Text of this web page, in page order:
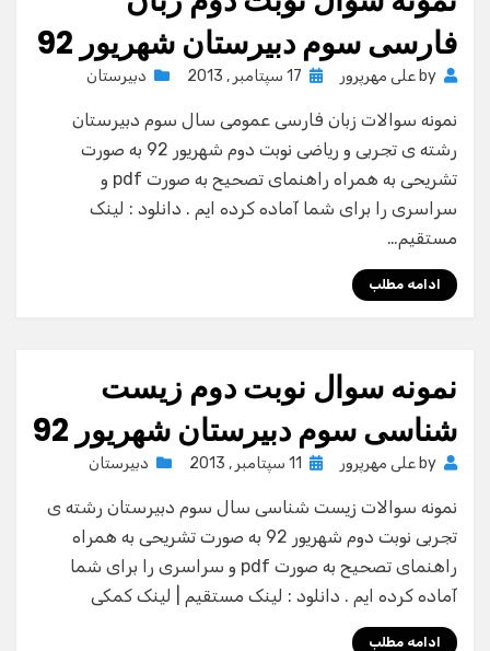
فارسی سوم دبیرستان شهریور 92
by علی مهرپرور
Posted
17 سپتامبر , 2013 دبیرستان
نمونه سوالات زبان فارسی عمومی سال سوم دبیرستان
رشته ی تجربی و ریاضی نوبت دوم شهریور 92 به صورت
تشریحی به همراه راهنمای تصحیح به صورت pdf و
سراسری را برای شما آماده کرده ایم . دانلود : لینک
مستقیم…
ادامه مطلب
نمونه سوال نوبت دوم زیست
شناسی سوم دبیرستان شهریور 92
by علی مهرپرور
Posted
11 سپتامبر , 2013 دبیرستان
نمونه سوالات زیست شناسی سال سوم دبیرستان رشته ی
تجربی نوبت دوم شهریور 92 به صورت تشریحی به همراه
راهنمای تصحیح به صورت pdf و سراسری را برای شما
آماده کرده ایم . دانلود : لینک مستقیم | لینک کمکی
ادامه مطلب